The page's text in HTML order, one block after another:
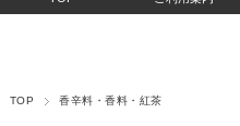
TOP 香辛料・香料・紅茶